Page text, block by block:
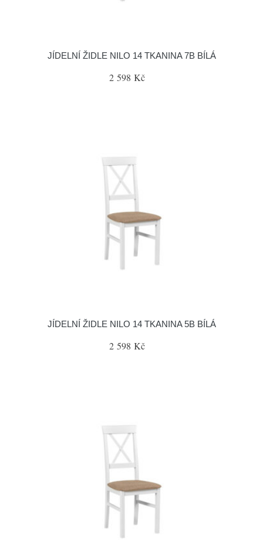
JÍDELNÍ ŽIDLE NILO 14 TKANINA 7B BÍLÁ
2 598 Kč
JÍDELNÍ ŽIDLE NILO 14 TKANINA 5B BÍLÁ
2 598 Kč